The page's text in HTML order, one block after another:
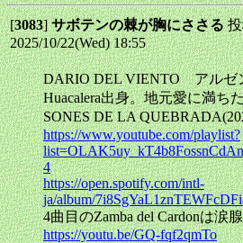
[3083]サボテンの棘が胸にささる投
2025/10/22(Wed) 18:55
DARIO DEL VIENTO アルゼ
Huacalera出身。地元愛に満ち
SONES DE LA
https://www.youtube.com/playlist?
4
https://open.spotify.com/intl-
ja/album/
4曲目のZamba del Cardonは涙
https://youtu.be/GQ-fqf2qmTo